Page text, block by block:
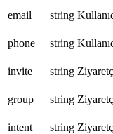
email
string
phone
string
invite
string
group
string
intent
string